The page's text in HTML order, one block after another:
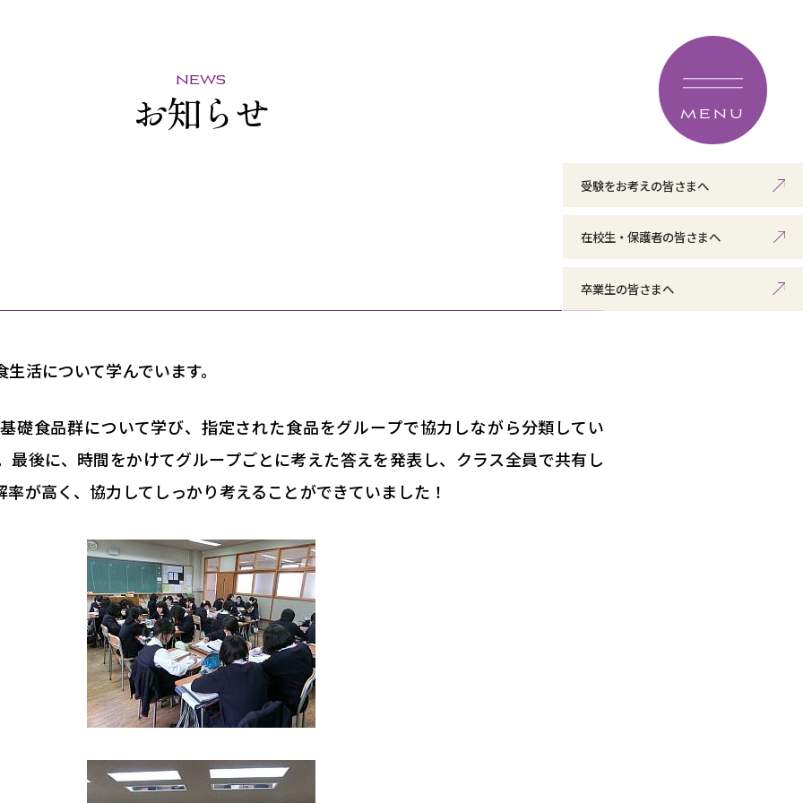
MENU
受験をお考えの皆さまへ
在校生・保護者の皆さまへ
卒業生の皆さまへ
news
お知らせ
活について学んでいます。
礎食品群について学び、指定された食品をグループで協力しながら分類してい
最後に、時間をかけてグループごとに考えた答えを発表し、クラス全員で共有し
が高く、協力してしっかり考えることができていました！